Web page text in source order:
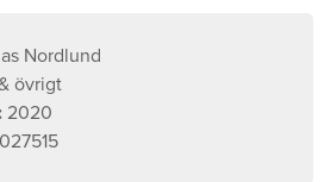
Nordlund
övrigt
2020